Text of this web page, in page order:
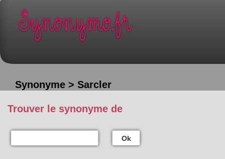
Synonyme > Sarcler
Trouver le synonyme de
Ok